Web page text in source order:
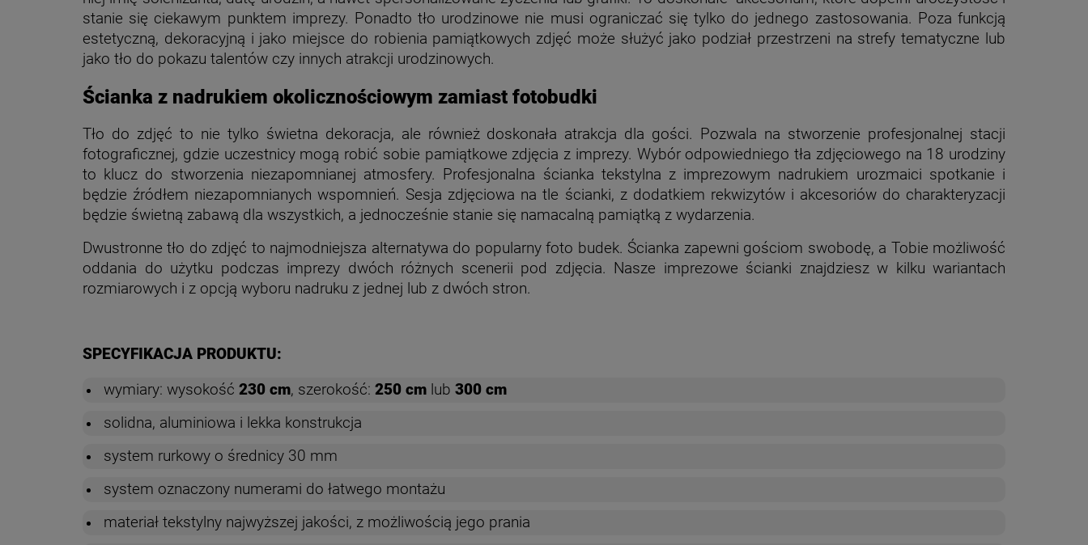
stanie się ciekawym punktem imprezy. Ponadto tło urodzinowe nie musi ograniczać się tylko do jednego zastosowania. Poza funkcją
estetyczną, dekoracyjną i jako miejsce do robienia pamiątkowych zdjęć może służyć jako podział przestrzeni na strefy tematyczne lub
jako tło do pokazu talentów czy innych atrakcji urodzinowych.
Ścianka z nadrukiem okolicznościowym zamiast fotobudki
Tło do zdjęć to nie tylko świetna dekoracja, ale również doskonała atrakcja dla gości. Pozwala na stworzenie profesjonalnej stacji
fotograficznej, gdzie uczestnicy mogą robić sobie pamiątkowe zdjęcia z imprezy. Wybór odpowiedniego tła zdjęciowego na 18 urodziny
to klucz do stworzenia niezapomnianej atmosfery. Profesjonalna ścianka tekstylna z imprezowym nadrukiem urozmaici spotkanie i
będzie źródłem niezapomnianych wspomnień. Sesja zdjęciowa na tle ścianki, z dodatkiem rekwizytów i akcesoriów do charakteryzacji
będzie świetną zabawą dla wszystkich, a jednocześnie stanie się namacalną pamiątką z wydarzenia.
Dwustronne tło do zdjęć to najmodniejsza alternatywa do popularny foto budek. Ścianka zapewni gościom swobodę, a Tobie możliwość
oddania do użytku podczas imprezy dwóch różnych scenerii pod zdjęcia. Nasze imprezowe ścianki znajdziesz w kilku wariantach
rozmiarowych i z opcją wyboru nadruku z jednej lub z dwóch stron.
SPECYFIKACJA PRODUKTU:
wymiary: wysokość 230 cm, szerokość: 250 cm lub 300 cm
solidna, aluminiowa i lekka konstrukcja
system rurkowy o średnicy 30 mm
system oznaczony numerami do łatwego montażu
materiał tekstylny najwyższej jakości, z możliwością jego prania